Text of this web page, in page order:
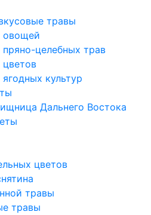
травы
овощей
целебных трав
культур
Дальнего Востока
цветов
травы
травы